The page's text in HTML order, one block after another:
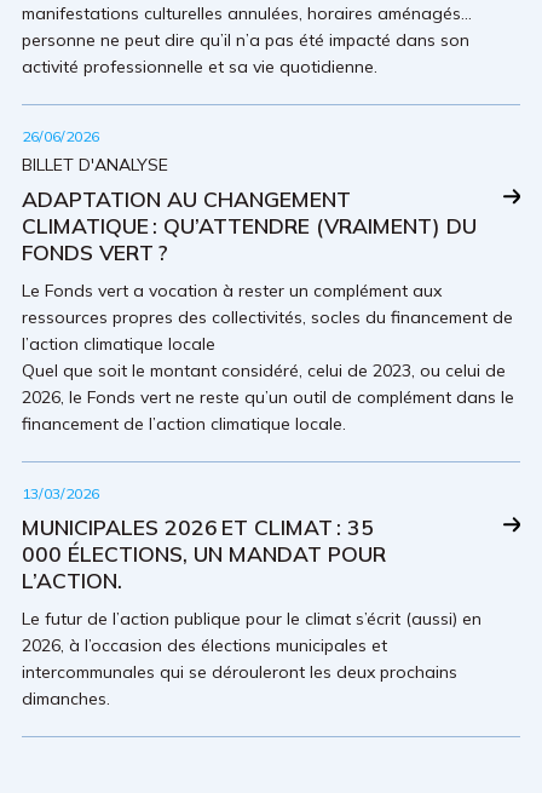
manifestations culturelles annulées, horaires aménagés…
personne ne peut dire qu’il n’a pas été impacté dans son
activité professionnelle et sa vie quotidienne.
26/06/2026
BILLET D'ANALYSE
ADAPTATION AU CHANGEMENT
CLIMATIQUE : QU’ATTENDRE (VRAIMENT) DU
FONDS VERT ?
Le Fonds vert a vocation à rester un complément aux
ressources propres des collectivités, socles du financement de
l’action climatique locale
Quel que soit le montant considéré, celui de 2023, ou celui de
2026, le Fonds vert ne reste qu’un outil de complément dans le
financement de l’action climatique locale.
13/03/2026
MUNICIPALES 2026 ET CLIMAT : 35
000 ÉLECTIONS, UN MANDAT POUR
L’ACTION.
Le futur de l’action publique pour le climat s’écrit (aussi) en
2026, à l’occasion des élections municipales et
intercommunales qui se dérouleront les deux prochains
dimanches.